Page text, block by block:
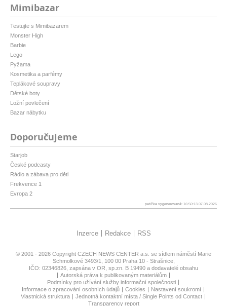
Mimibazar
Testujte s Mimibazarem
Monster High
Barbie
Lego
Pyžama
Kosmetika a parfémy
Teplákové soupravy
Dětské boty
Ložní povlečení
Bazar nábytku
Doporučujeme
Starjob
České podcasty
Rádio a zábava pro děti
Frekvence 1
Evropa 2
patička vygenerovaná: 16:50:13 07.08.2026
Inzerce Redakce RSS
© 2001 - 2026 Copyright CZECH NEWS CENTER a.s. se sídlem náměstí Marie
Schmolkové 3493/1, 100 00 Praha 10 - Strašnice,
IČO: 02346826, zapsána v OR, sp.zn. B 19490 a dodavatelé obsahu
Autorská práva k publikovaným materiálům
Podmínky pro užívání služby informační společnosti
Informace o zpracování osobních údajů
Cookies
Nastavení soukromí
Vlastnická struktura
Jednotná kontaktní místa / Single Points od Contact
Transparency report